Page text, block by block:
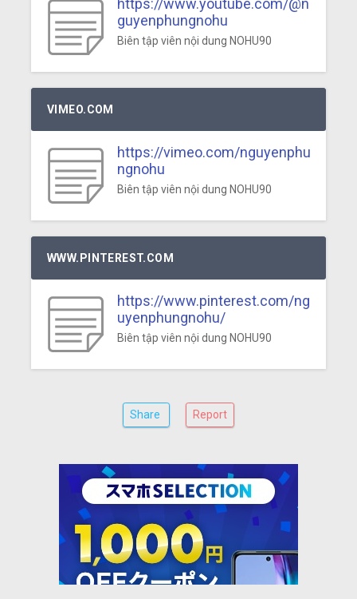
https://www.youtube.com/@n
guyenphungnohu
Biên tập viên nội dung NOHU90
VIMEO.COM
https://vimeo.com/nguyenphu
ngnohu
Biên tập viên nội dung NOHU90
WWW.PINTEREST.COM
https://www.pinterest.com/ng
uyenphungnohu/
Biên tập viên nội dung NOHU90
Share Report